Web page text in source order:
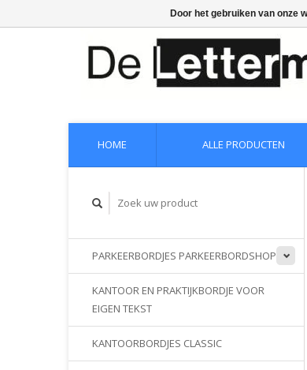
HOME ALLE PRODUCTEN
PARKEERBORDJES PARKEERBORDSHOP
KANTOOR EN PRAKTIJKBORDJE VOOR
EIGEN TEKST
KANTOORBORDJES CLASSIC
Door het gebruiken van onze